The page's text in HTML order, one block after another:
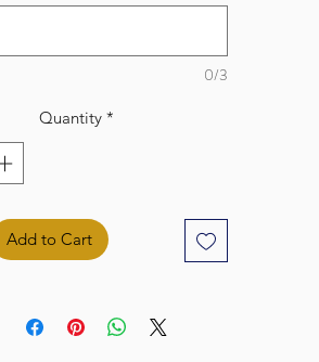
0/3
Quantity *
Add to Cart